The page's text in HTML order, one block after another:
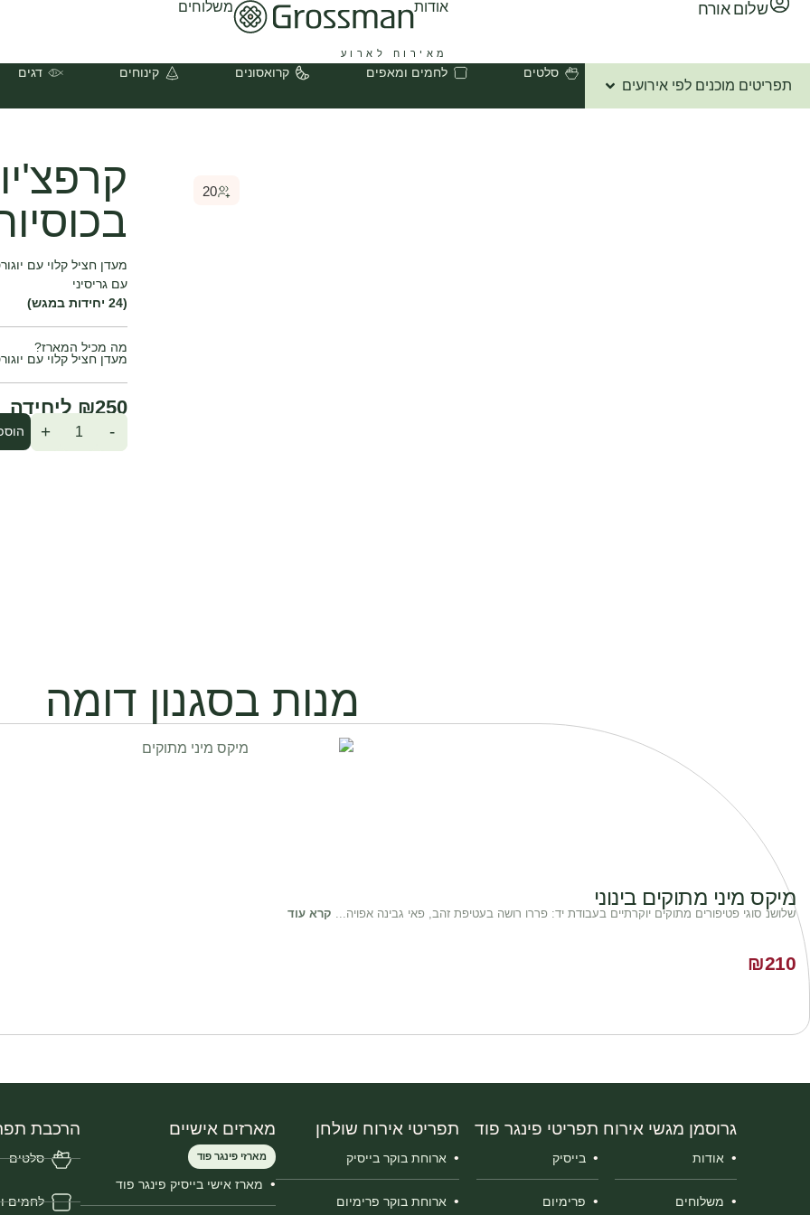
שלום אורח אודות משלוחים
מאירוח לארוע
תפריטים מוכנים לפי אירועים
סלטים לחמים ומאפים קרואסונים קינוחים דגים
20
מעדן חציל קלוי עם
עם גריסיני
(24 יחידות במגש)
מה מכיל המארז?
מעדן חציל קלוי עם
₪250
-
+
מנות בסגנון דומה
מיקס מיני מתוקים בינוני
שלושנ סוגי פטיפורים מתוקים יוקרתיים בעבודת יד: פררו רושה בעטיפת זהב, פאי גבינה אפויה... קרא עוד
₪210
גרוסמן מגשי אירוח
אודות
משלוחים
תפריטי פינגר פוד
בייסיק
פרימיום
תפריטי אירוח שולחן
ארוחת בוקר בייסיק
ארוחת בוקר פרימיום
מארזים אישיים
מארזי פינגר פוד
מארז אישי בייסיק פינגר פוד
הרכבת
סלטים
לחמים